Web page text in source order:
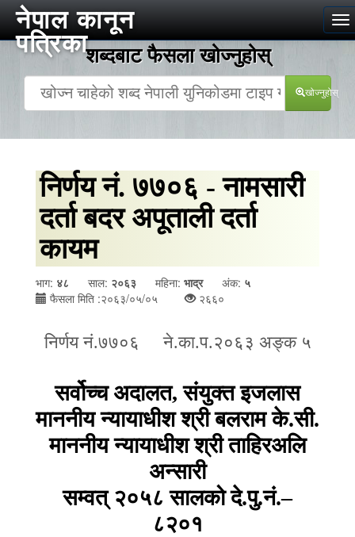
नेपाल कानून
पत्रिकाशब्दबाट फैसला खोज्‍नुहोस्
खोज्‍नुहोस्
निर्णय नं. ७७०६ - नामसारी
दर्ता बदर अपूताली दर्ता
कायम
भाग: ४८ साल: २०६३ महिना: भाद्र अंक: ५
फैसला मिति :२०६३/०५/०५
२६६०
निर्णय नं.७७०६ ने.का.प.२०६३ अङ्क ५
सर्वोच्च अदालत,संयुक्त इजलास
माननीय न्यायाधीश श्री बलराम के.सी.
माननीय न्यायाधीश श्री ताहिरअलि
अन्सारी
सम्वत् २०५८ सालको दे.पु.नं.–
८२०१